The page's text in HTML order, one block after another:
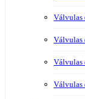
Válvulas
Válvulas
Válvulas
Válvulas